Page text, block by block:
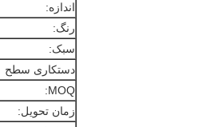
اندازه:
رنگ:
سبک:
دستکاری سطح
MOQ:
زمان تحویل: